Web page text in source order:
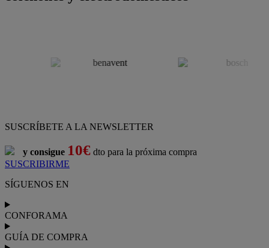
SUSCRÍBETE A LA NEWSLETTER
y consigue 10€ dto para la próxima compra
SUSCRIBIRME
SÍGUENOS EN
CONFORAMA
GUÍA DE COMPRA